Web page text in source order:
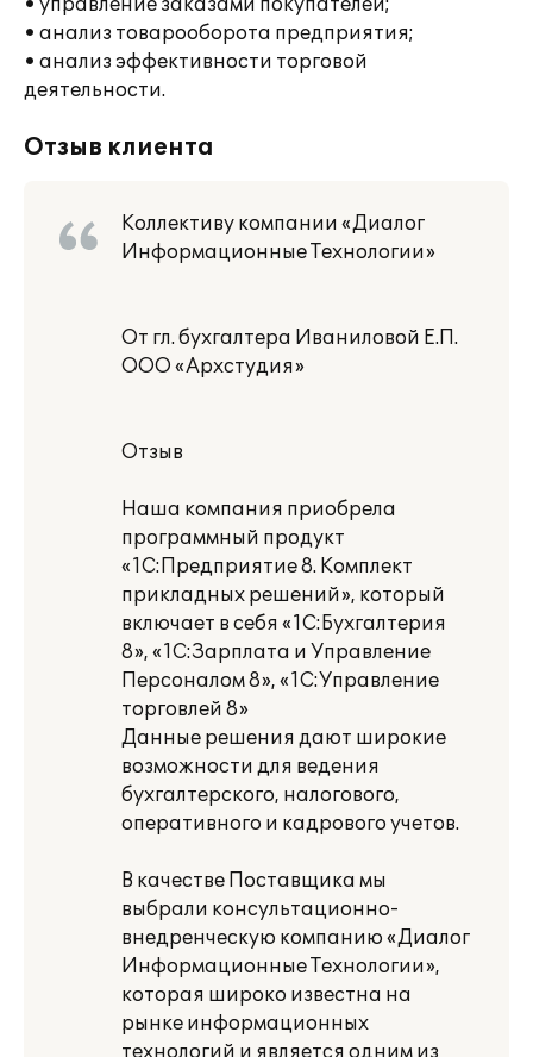
• управление заказами покупателей;
• анализ товарооборота предприятия;
• анализ эффективности торговой
деятельности.
Отзыв клиента
Коллективу компании «Диалог
Информационные Технологии»
От гл. бухгалтера Иваниловой Е.П.
ООО «Архстудия»
Отзыв
Наша компания приобрела
программный продукт
«1С:Предприятие 8. Комплект
прикладных решений», который
включает в себя «1С:Бухгалтерия
8», «1С:Зарплата и Управление
Персоналом 8», «1С:Управление
торговлей 8»
Данные решения дают широкие
возможности для ведения
бухгалтерского, налогового,
оперативного и кадрового учетов.
В качестве Поставщика мы
выбрали консультационно-
внедренческую компанию «Диалог
Информационные Технологии»,
которая широко известна на
рынке информационных
технологий и является одним из